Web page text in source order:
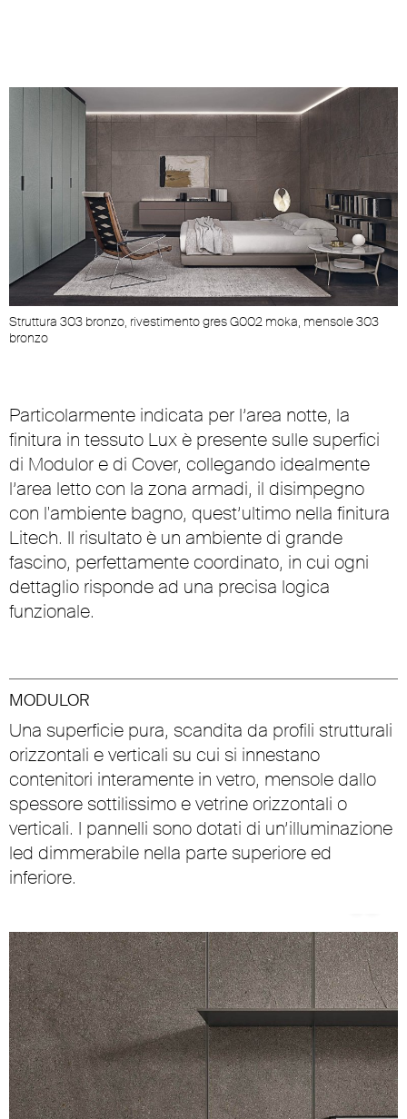
Struttura 303 bronzo, rivestimento gres G002 moka, mensole 303
bronzo
Particolarmente indicata per l’area notte, la
finitura in tessuto Lux è presente sulle superfici
di Modulor e di Cover, collegando idealmente
l’area letto con la zona armadi, il disimpegno
con l'ambiente bagno, quest’ultimo nella finitura
Litech. Il risultato è un ambiente di grande
fascino, perfettamente coordinato, in cui ogni
dettaglio risponde ad una precisa logica
funzionale.
MODULOR
Una superficie pura, scandita da profili strutturali
orizzontali e verticali su cui si innestano
contenitori interamente in vetro, mensole dallo
spessore sottilissimo e vetrine orizzontali o
verticali. I pannelli sono dotati di un’illuminazione
led dimmerabile nella parte superiore ed
inferiore.